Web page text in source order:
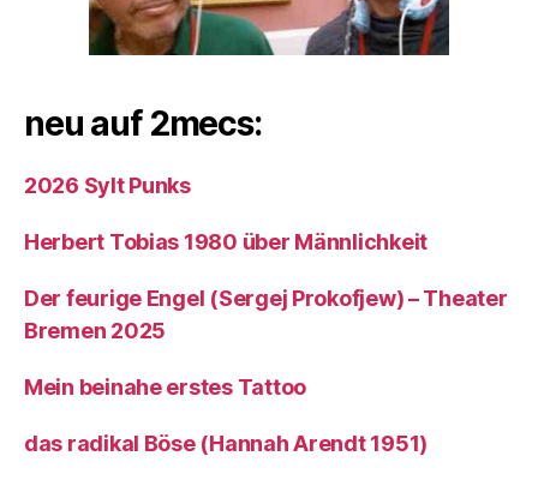
neu auf 2mecs:
2026 Sylt Punks
Herbert Tobias 1980 über Männlichkeit
Der feurige Engel (Sergej Prokofjew) – Theater
Bremen 2025
Mein beinahe erstes Tattoo
das radikal Böse (Hannah Arendt 1951)